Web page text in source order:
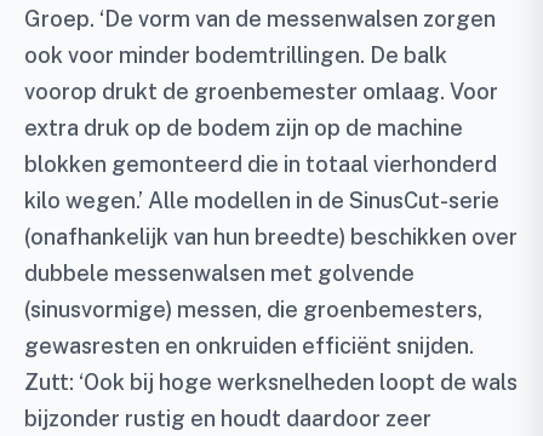
Groep. ‘De vorm van de messenwalsen zorgen
ook voor minder bodemtrillingen. De balk
voorop drukt de groenbemester omlaag. Voor
extra druk op de bodem zijn op de machine
blokken gemonteerd die in totaal vierhonderd
kilo wegen.’ Alle modellen in de SinusCut-serie
(onafhankelijk van hun breedte) beschikken over
dubbele messenwalsen met golvende
(sinusvormige) messen, die groenbemesters,
gewasresten en onkruiden efficiënt snijden.
Zutt: ‘Ook bij hoge werksnelheden loopt de wals
bijzonder rustig en houdt daardoor zeer